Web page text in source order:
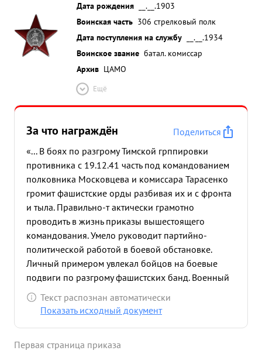
Дата рождения
__.__.1903
Воинская часть 306 стрелковый полк
Дата поступления на службу
__.__.1934
Воинское звание батал. комиссар
Архив ЦАМО
Ещё
За что награждён
Поделиться
«... В боях по разгрому Тимской грппировки
противника с 19.12.41 часть под командованием
полковника Московцева и комиссара Тарасенко
громит фашистские орды разбивая их и с фронта
и тыла. Правильно-т актически грамотно
проводить в жизнь приказы вышестоящего
командования. Умело руководит партийно-
политической работой в боевой обстановке.
Личный примером увлекал бойцов на боевые
подвиги по разгрому фашистских банд. Военный
комиссар 306 стрелкового полка батальонный
комиссар ТАРАСЕНКО Р.М. вполне достоин
КОМАНДИР 87 ст ВОЕННЫЙ комиссов ...»
Текст распознан автоматически
Показать исходный документ
Первая страница приказа